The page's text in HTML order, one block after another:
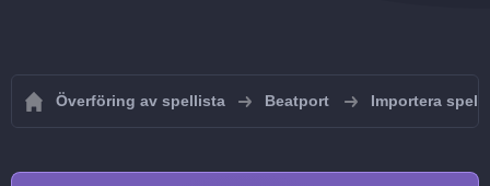
Överföring av spellista Beatport Importera